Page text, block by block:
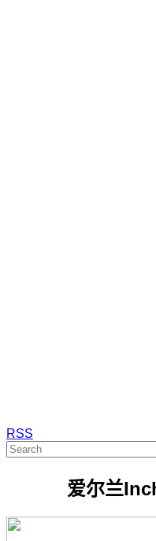
RSS
爱尔兰